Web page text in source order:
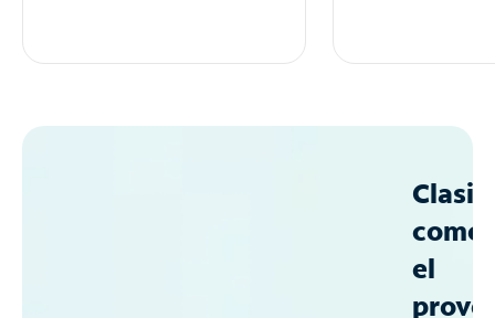
como
el